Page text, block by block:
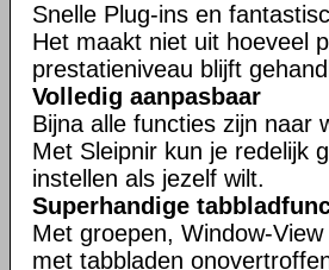
Snelle Plug-ins en
Het maakt niet uit hoeveel
prestatieniveau blijft
Volledig aanpasbaar
Bijna alle functies zijn naar
Met Sleipnir kun je redelijk
instellen als jezelf wilt.
Superhandige
Met groepen, Window-
met tabbladen